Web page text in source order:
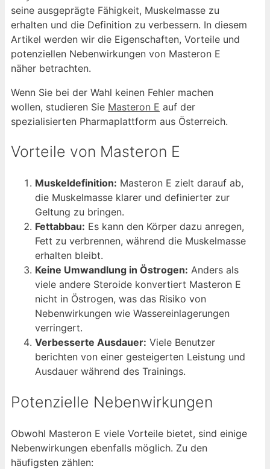
seine ausgeprägte Fähigkeit, Muskelmasse zu
erhalten und die Definition zu verbessern. In diesem
Artikel werden wir die Eigenschaften, Vorteile und
potenziellen Nebenwirkungen von Masteron E
näher betrachten.
Wenn Sie bei der Wahl keinen Fehler machen
wollen, studieren Sie Masteron E auf der
spezialisierten Pharmaplattform aus Österreich.
Vorteile von Masteron E
Muskeldefinition: Masteron E zielt darauf ab,
die Muskelmasse klarer und definierter zur
Geltung zu bringen.
Fettabbau: Es kann den Körper dazu anregen,
Fett zu verbrennen, während die Muskelmasse
erhalten bleibt.
Keine Umwandlung in Östrogen: Anders als
viele andere Steroide konvertiert Masteron E
nicht in Östrogen, was das Risiko von
Nebenwirkungen wie Wassereinlagerungen
verringert.
Verbesserte Ausdauer: Viele Benutzer
berichten von einer gesteigerten Leistung und
Ausdauer während des Trainings.
Potenzielle Nebenwirkungen
Obwohl Masteron E viele Vorteile bietet, sind einige
Nebenwirkungen ebenfalls möglich. Zu den
häufigsten zählen: